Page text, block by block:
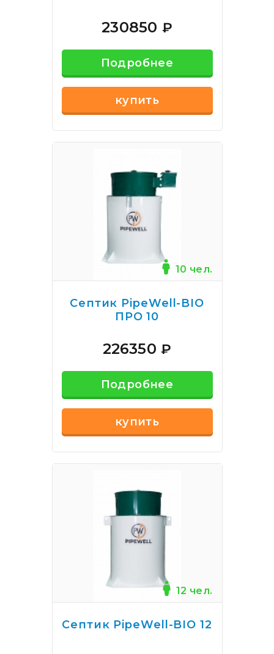
230850 ₽
Подробнее
купить
10 чел.
Септик PipeWell-BIO
ПРО 10
226350₽
Подробнее
купить
12 чел.
Септик PipeWell-BIO 12